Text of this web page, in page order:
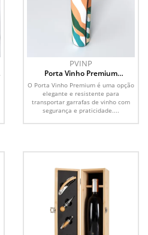
PVINP
Porta Vinho Premium
Personalizado
O Porta Vinho Premium é uma opção
elegante e resistente para
transportar garrafas de vinho com
segurança e praticidade....